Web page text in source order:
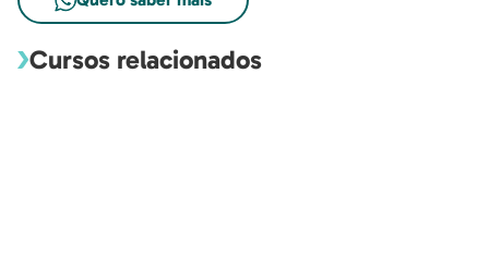
Cursos relacionados